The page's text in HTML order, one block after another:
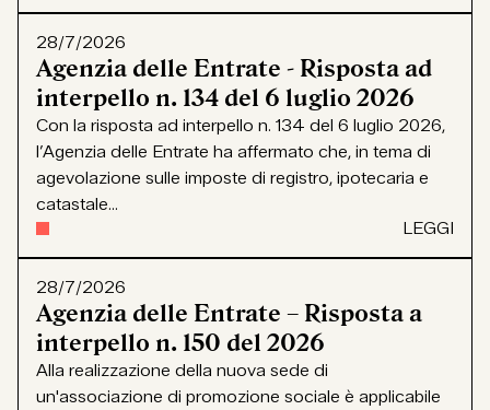
28/7/2026
Agenzia delle Entrate - Risposta ad
interpello n. 134 del 6 luglio 2026
Con la risposta ad interpello n. 134 del 6 luglio 2026,
l’Agenzia delle Entrate ha affermato che, in tema di
agevolazione sulle imposte di registro, ipotecaria e
catastale...
LEGGI
28/7/2026
Agenzia delle Entrate – Risposta a
interpello n. 150 del 2026
Alla realizzazione della nuova sede di
un'associazione di promozione sociale è applicabile